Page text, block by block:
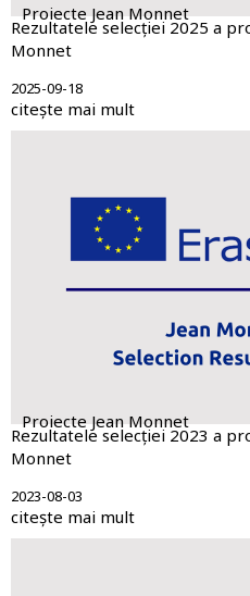
Proiecte Jean Monnet
Rezultatele selecției 2025 a
Monnet
2025-09-18
citește mai mult
Proiecte Jean Monnet
Rezultatele selecției 2023 a
Monnet
2023-08-03
citește mai mult